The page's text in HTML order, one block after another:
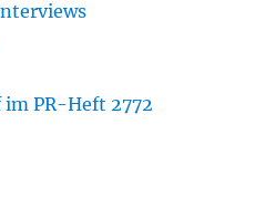
PR-Heft 2772